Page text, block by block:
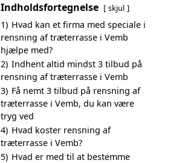
Indholdsfortegnelse skjul
1) Hvad kan et firma med speciale i
rensning af træterrasse i Vemb
hjælpe med?
2) Indhent altid mindst 3 tilbud på
rensning af træterrasse i Vemb
3) Få nemt 3 tilbud på rensning af
træterrasse i Vemb, du kan være
tryg ved
4) Hvad koster rensning af
træterrasse i Vemb?
5) Hvad er med til at bestemme